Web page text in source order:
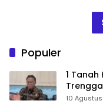
Populer
1 Tanah
10